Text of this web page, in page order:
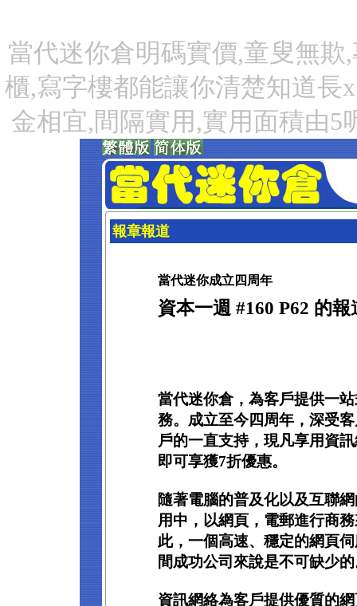
當代迷你倉明碼實價,童叟無
櫃,寫字樓都能讓你清楚知道長
金相宜,間隔實用,實用面積由5
報章報道
當代迷你成立四周年
資本一週 #160 P62 的
當代迷你倉，為客戶提供一
務。成立至今四周年，深受
戶的一直支持，現凡享用資
即可享獲7折優惠。
隨著電腦的普及化以及互聯
用中，以網頁，電郵進行商
此，一個高速、穩定的網頁
間成功公司來說是不可缺少
資訊網絡為客戶提供優質的